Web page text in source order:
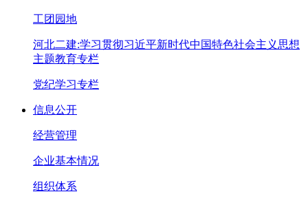
工团园地
河北二建:学习贯彻习近平新时代中国特色社会主义思想
主题教育专栏
党纪学习专栏
信息公开
经营管理
企业基本情况
组织体系